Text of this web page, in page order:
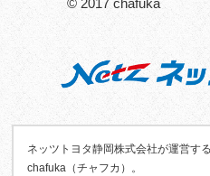
© 2017 chafuka
ネッツトヨタ静岡株式会社が運営す
chafuka（チャフカ）。